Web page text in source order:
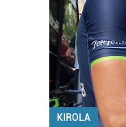
KIROLA